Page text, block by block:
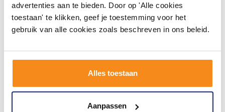
advertenties aan te bieden. Door op 'Alle cookies
toestaan' te klikken, geef je toestemming voor het
gebruik van alle cookies zoals beschreven in ons beleid.
Alles toestaan
Aanpassen